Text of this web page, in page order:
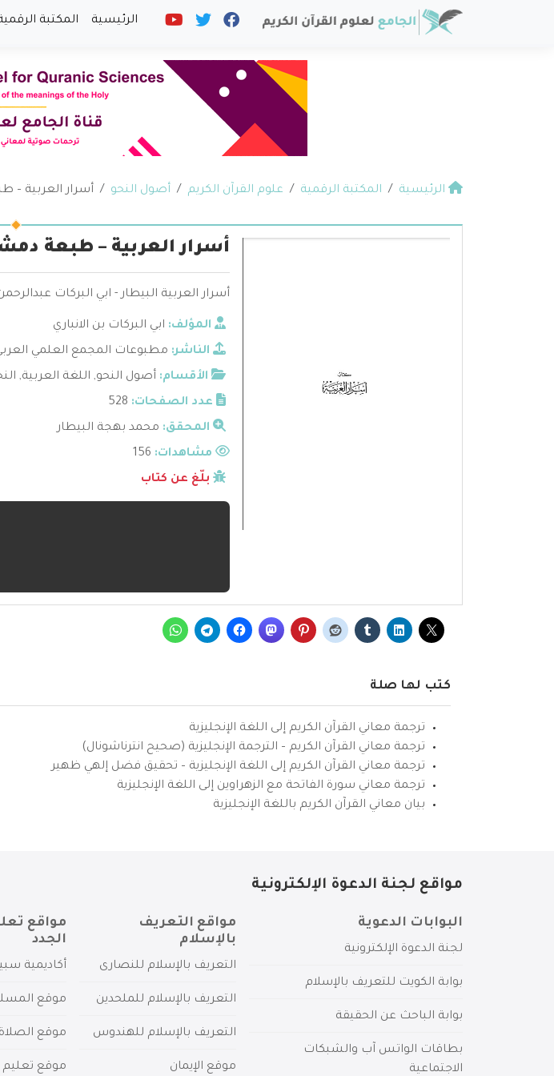
الرئيسية المكتبة
الرئيسية المكتبة الرقمية علوم القرآن الكريم أصول النحو أسرار العربية
أسرار العربية – طبعة
أسرار العربية البيطار - ابي البركات
المؤلف: ابي البركات بن الانباري
الناشر: مطبوعات المجمع العلمي
الأقسام: أصول النحو, اللغة العربية,
عدد الصفحات: 528
المحقق: محمد بهجة البيطار
مشاهدات:
بلّغ عن كتاب
كتب لها صلة
ترجمة معاني القرآن الكريم إلى اللغة الإنجليزية
ترجمة معاني القرآن الكريم – الترجمة الإنجليزية (صحيح انترناشونال)
ترجمة معاني القرآن الكريم إلى اللغة الإنجليزية – تحقيق فضل إلهي ظهير
ترجمة معاني سورة الفاتحة مع الزهراوين إلى اللغة الإنجليزية
بيان معاني القرآن الكريم باللغة الإنجليزية
مواقع لجنة الدعوة الإلكترونية
البوابات الدعوية
لجنة الدعوة الإلكترونية
بوابة الكويت للتعريف بالإسلام
بوابة الباحث عن الحقيقة
بطاقات الواتس آب والشبكات
الاجتماعية
مواقع التعريف
بالإسلام
التعريف بالإسلام للنصارى
التعريف بالإسلام للملحدين
التعريف بالإسلام للهندوس
موقع الإيمان
مواقع
الجدد
أكاديمية
موقع
موقع
موقع تعليم